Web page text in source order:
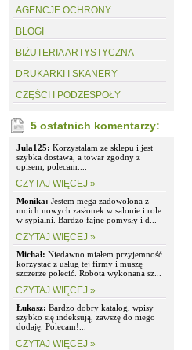
AGENCJE OCHRONY
BLOGI
BIŻUTERIA ARTYSTYCZNA
DRUKARKI I SKANERY
CZĘŚCI I PODZESPOŁY
5 ostatnich komentarzy:
Jula125: Korzystałam ze sklepu i jest
szybka dostawa, a towar zgodny z
opisem, polecam....
CZYTAJ WIĘCEJ »
Monika: Jestem mega zadowolona z
moich nowych zasłonek w salonie i role
w sypialni. Bardzo fajne pomysły i d...
CZYTAJ WIĘCEJ »
Michał: Niedawno miałem przyjemność
korzystać z usług tej firmy i muszę
szczerze polecić. Robota wykonana sz...
CZYTAJ WIĘCEJ »
Łukasz: Bardzo dobry katalog, wpisy
szybko się indeksują, zawszę do niego
dodaję. Polecam!...
CZYTAJ WIĘCEJ »